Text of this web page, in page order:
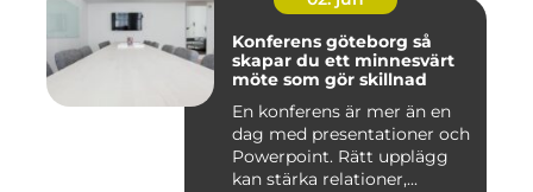
Konferens göteborg så
skapar du ett minnesvärt
möte som gör skillnad
En konferens är mer än en
dag med presentationer och
Powerpoint. Rätt upplägg
kan stärka relationer,...